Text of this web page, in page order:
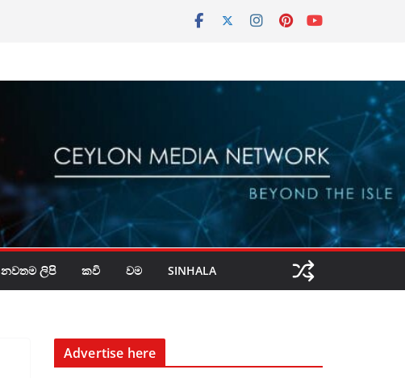
නවතම ලිපි කවි වම SINHALA
Advertise here